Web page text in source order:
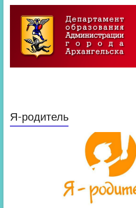
Я-родитель